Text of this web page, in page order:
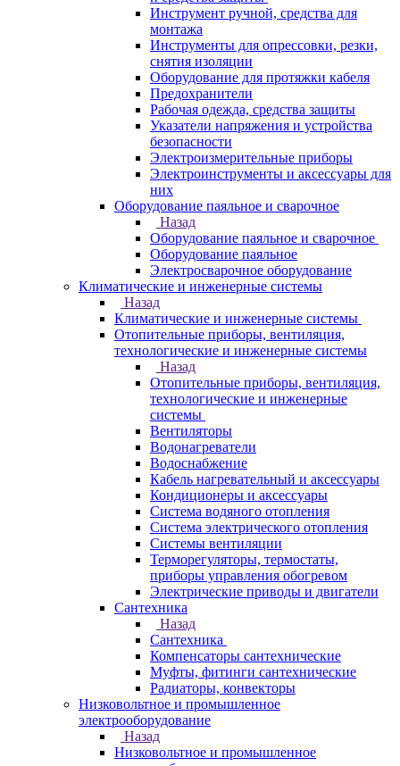
Инструмент ручной, средства для
монтажа
Инструменты для опрессовки, резки,
снятия изоляции
Оборудование для протяжки кабеля
Предохранители
Рабочая одежда, средства защиты
Указатели напряжения и устройства
безопасности
Электроизмерительные приборы
Электроинструменты и аксессуары для
них
Оборудование паяльное и сварочное
Назад
Оборудование паяльное и сварочное
Оборудование паяльное
Электросварочное оборудование
Климатические и инженерные системы
Назад
Климатические и инженерные системы
Отопительные приборы, вентиляция,
технологические и инженерные системы
Назад
Отопительные приборы, вентиляция,
технологические и инженерные
системы
Вентиляторы
Водонагреватели
Водоснабжение
Кабель нагревательный и аксессуары
Кондиционеры и аксессуары
Система водяного отопления
Система электрического отопления
Системы вентиляции
Терморегуляторы, термостаты,
приборы управления обогревом
Электрические приводы и двигатели
Сантехника
Назад
Сантехника
Компенсаторы сантехнические
Муфты, фитинги сантехнические
Радиаторы, конвекторы
Низковольтное и промышленное
электрооборудование
Назад
Низковольтное и промышленное